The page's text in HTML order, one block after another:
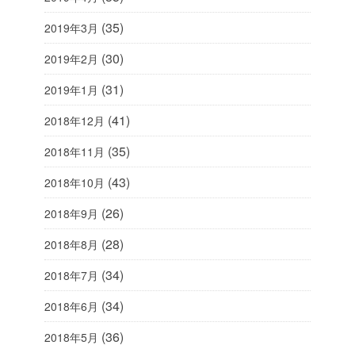
2019年3月 (35)
2019年2月 (30)
2019年1月 (31)
2018年12月 (41)
2018年11月 (35)
2018年10月 (43)
2018年9月 (26)
2018年8月 (28)
2018年7月 (34)
2018年6月 (34)
2018年5月 (36)